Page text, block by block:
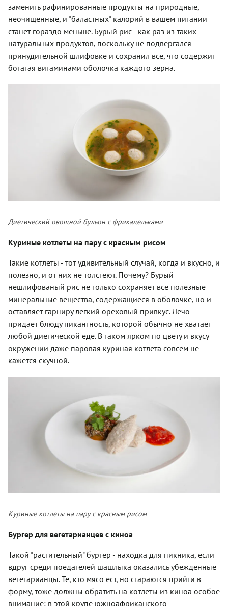
заменить рафинированные продукты на природные,
неочищенные, и "баластных" калорий в вашем питании
станет гораздо меньше. Бурый рис - как раз из таких
натуральных продуктов, поскольку не подвергался
принудительной шлифовке и сохранил все, что содержит
богатая витаминами оболочка каждого зерна.
Диетический овощной бульон с фрикадельками
Куриные котлеты на пару с красным рисом
Такие котлеты - тот удивительный случай, когда и вкусно, и
полезно, и от них не толстеют. Почему? Бурый
нешлифованый рис не только сохраняет все полезные
минеральные вещества, содержащиеся в оболочке, но и
оставляет гарниру легкий ореховый привкус. Лечо
придает блюду пикантность, которой обычно не хватает
любой диетической еде. В таком ярком по цвету и вкусу
окружении даже паровая куриная котлета совсем не
кажется скучной.
Куриные котлеты на пару с красным рисом
Бургер для вегетарианцев с киноа
Такой "растительный" бургер - находка для пикника, если
вдруг среди поедателей шашлыка оказались убежденные
вегетарианцы. Те, кто мясо ест, но стараются прийти в
форму, тоже должны обратить на котлеты из киноа особое
внимание: в этой крупе южноафриканского